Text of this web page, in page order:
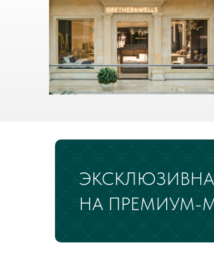
НА ПРЕМИУМ-